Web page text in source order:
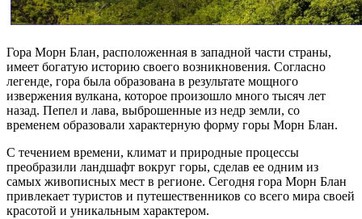
Гора Морн Блан, расположенная в западной части страны,
имеет богатую историю своего возникновения. Согласно
легенде, гора была образована в результате мощного
извержения вулкана, которое произошло много тысяч лет
назад. Пепел и лава, выброшенные из недр земли, со
временем образовали характерную форму горы Морн Блан.
С течением времени, климат и природные процессы
преобразили ландшафт вокруг горы, сделав ее одним из
самых живописных мест в регионе. Сегодня гора Морн Блан
привлекает туристов и путешественников со всего мира своей
красотой и уникальным характером.